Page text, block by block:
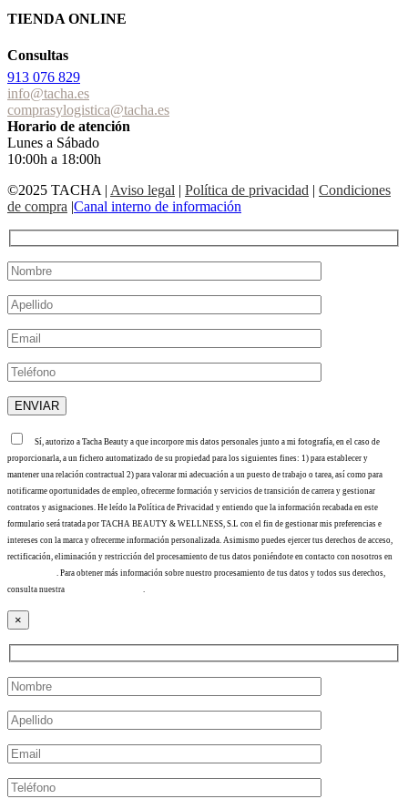
TIENDA ONLINE
Consultas
913 076 829
info@tacha.es
comprasylogistica@tacha.es
Horario de atención
Lunes a Sábado
10:00h a 18:00h
©2025 TACHA | Aviso legal | Política de privacidad | Condiciones
de compra |Canal interno de información
Sí, autorizo a Tacha Beauty a que incorpore mis datos personales junto a mi fotografía, en el caso de
proporcionarla, a un fichero automatizado de su propiedad para los siguientes fines: 1) para establecer y
mantener una relación contractual 2) para valorar mi adecuación a un puesto de trabajo o tarea, así como para
notificarme oportunidades de empleo, ofrecerme formación y servicios de transición de carrera y gestionar
contratos y asignaciones. He leído la Política de Privacidad y entiendo que la información recabada en este
formulario será tratada por TACHA BEAUTY & WELLNESS, S.L con el fin de gestionar mis preferencias e
intereses con la marca y ofrecerme información personalizada. Asimismo puedes ejercer tus derechos de acceso,
rectificación, eliminación y restricción del procesamiento de tus datos poniéndote en contacto con nosotros en
. Para obtener más información sobre nuestro procesamiento de tus datos y todos sus derechos,
consulta nuestra
.
×